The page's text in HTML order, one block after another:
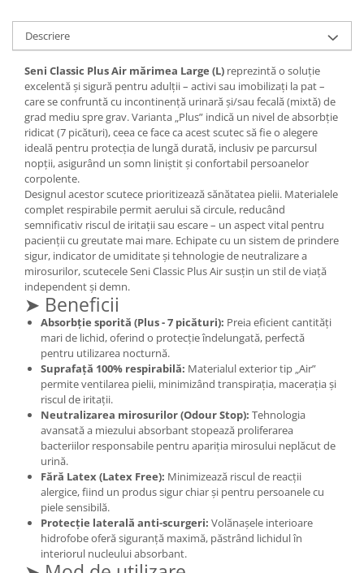
Mâini și Unghii
Creme mâini
Tratamente unghii
Cosmetice coreene
Beauty of Joseon
PETITFEE
Mary & May
COSRX
BIODANCE
OOTD
Cettua
Haruharu Wonder
Medicube
ARIUL
Dr. Althea
DELLA BORN
Probiotice
Proteine din zer (Whey Protein)
Quercetin
Resveratrol
Scortisoara
Seleniu
Seminte de in
Silimarina
Spirulina
Ulei de cocos
Ulei de peste
Ulei MCT
Vitamina A
Vitamina B
Vitamina C
Vitamina D
Vitamina E
Vitamina K
Cătină
Chlorella
Colina
Descriere
Seni Classic Plus Air mărimea Large (L) reprezintă o soluție
excelentă și sigură pentru adulții – activi sau imobilizați la pat –
care se confruntă cu incontinență urinară și/sau fecală (mixtă) de
grad mediu spre grav. Varianta „Plus” indică un nivel de absorbție
ridicat (7 picături), ceea ce face ca acest scutec să fie o alegere
ideală pentru protecția de lungă durată, inclusiv pe parcursul
nopții, asigurând un somn liniștit și confortabil persoanelor
corpolente.
Designul acestor scutece prioritizează sănătatea pielii. Materialele
complet respirabile permit aerului să circule, reducând
semnificativ riscul de iritații sau escare – un aspect vital pentru
pacienții cu greutate mai mare. Echipate cu un sistem de prindere
sigur, indicator de umiditate și tehnologie de neutralizare a
mirosurilor, scutecele Seni Classic Plus Air susțin un stil de viață
independent și demn.
➤ Beneficii
Absorbție sporită (Plus - 7 picături): Preia eficient cantități
mari de lichid, oferind o protecție îndelungată, perfectă
pentru utilizarea nocturnă.
Suprafață 100% respirabilă: Materialul exterior tip „Air”
permite ventilarea pielii, minimizând transpirația, macerația și
riscul de iritații.
Neutralizarea mirosurilor (Odour Stop): Tehnologia
avansată a miezului absorbant stopează proliferarea
bacteriilor responsabile pentru apariția mirosului neplăcut de
urină.
Fără Latex (Latex Free): Minimizează riscul de reacții
alergice, fiind un produs sigur chiar și pentru persoanele cu
piele sensibilă.
Protecție laterală anti-scurgeri: Volănașele interioare
hidrofobe oferă siguranță maximă, păstrând lichidul în
interiorul nucleului absorbant.